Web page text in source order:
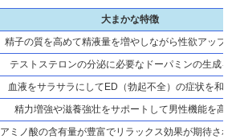
大まかな特徴
精子の質を高めて精液量を増やしながら性欲アップ
テストステロンの分泌に必要なドーパミンの生成を
血液をサラサラにしてED（勃起不全）の症状を和ら
精力増強や滋養強壮をサポートして男性機能を高
アミノ酸の含有量が豊富でリラックス効果が期待され